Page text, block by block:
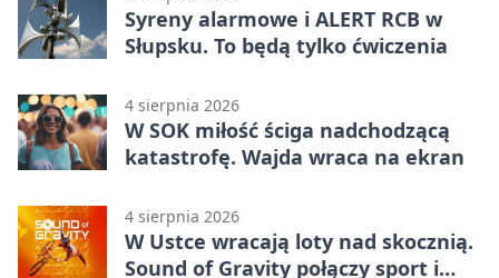
Syreny alarmowe i ALERT RCB w
Słupsku. To będą tylko ćwiczenia
4 sierpnia 2026
W SOK miłość ściga nadchodzącą
katastrofę. Wajda wraca na ekran
4 sierpnia 2026
W Ustce wracają loty nad skocznią.
Sound of Gravity połączy sport i